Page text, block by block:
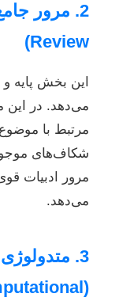
Review)
این بخش پایه و
می‌دهد. در این
مرتبط با موضوع
شکاف‌های موجود
مرور ادبیات
می‌دهد.
3.